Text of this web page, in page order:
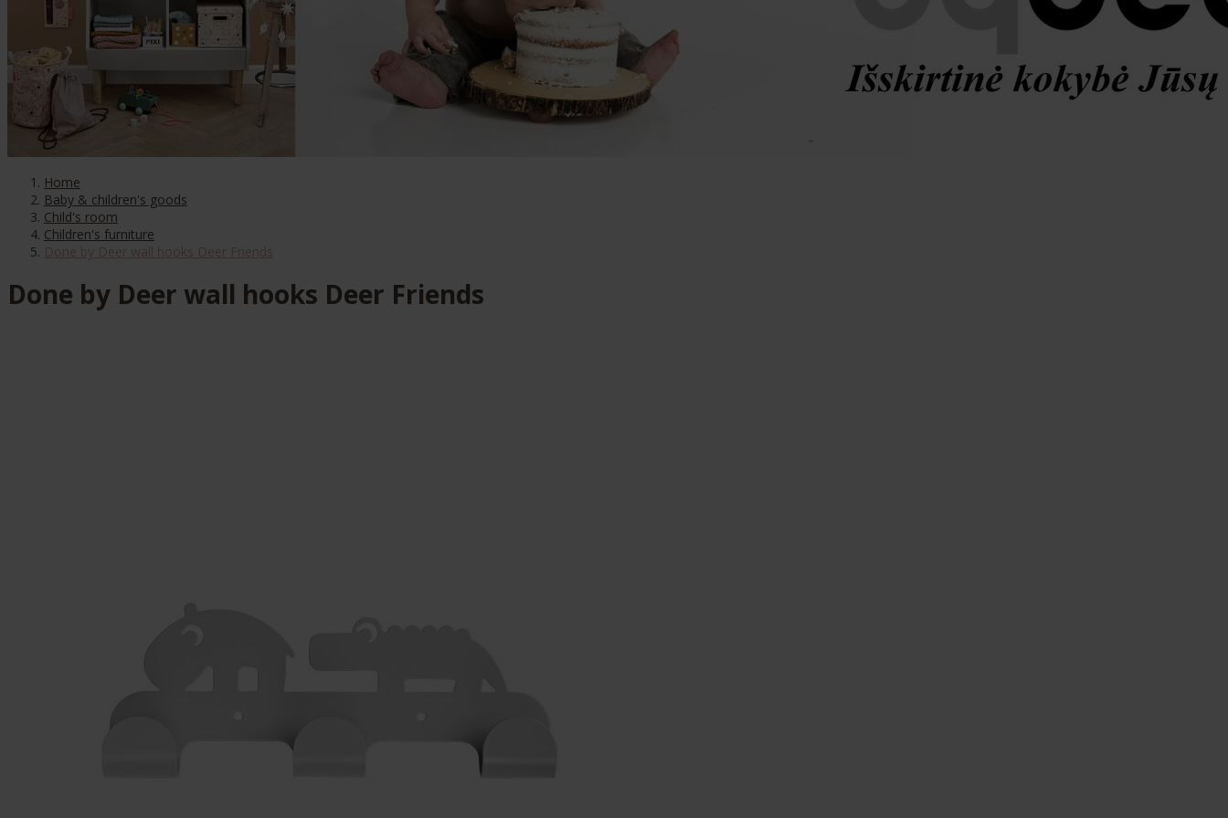
Home
Baby & children's goods
Child's room
Children's furniture
Done by Deer wall hooks Deer Friends